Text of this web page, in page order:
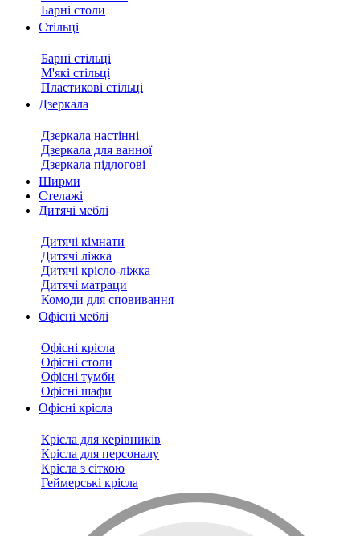
Барні столи
Стільці
Барні стільці
М'які стільці
Пластикові стільці
Дзеркала
Дзеркала настінні
Дзеркала для ванної
Дзеркала підлогові
Ширми
Стелажі
Дитячі меблі
Дитячі кімнати
Дитячі ліжка
Дитячі крісло-ліжка
Дитячі матраци
Комоди для сповивання
Офісні меблі
Офісні крісла
Офісні столи
Офісні тумби
Офісні шафи
Офісні крісла
Крісла для керівників
Крісла для персоналу
Крісла з сіткою
Геймерські крісла